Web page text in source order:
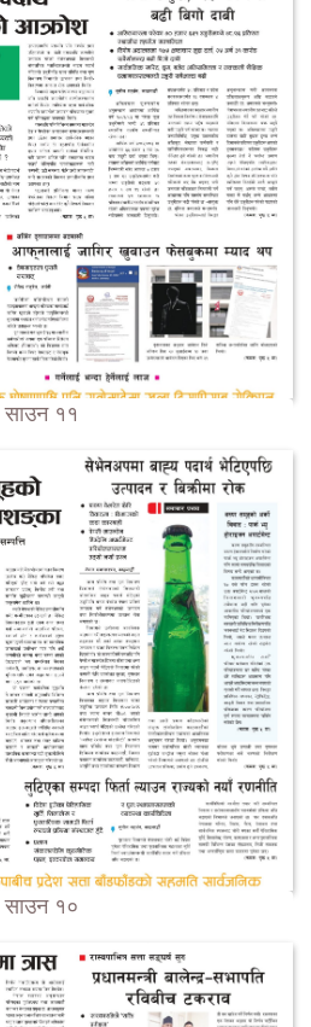
साउन ११
साउन १०